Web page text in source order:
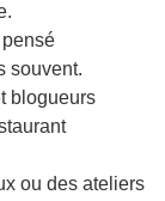
souvent.
blogueurs
ou des ateliers